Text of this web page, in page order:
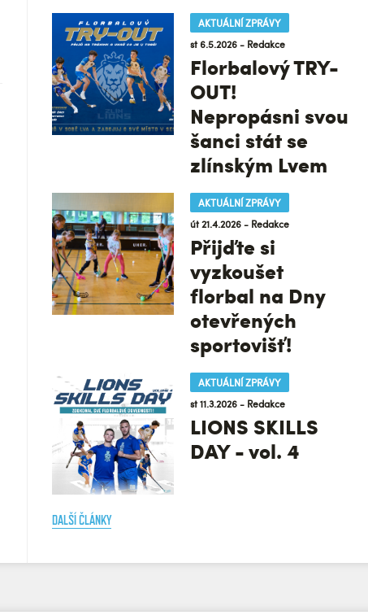
AKTUÁLNÍ ZPRÁVY
st 6.5.2026 - Redakce
Florbalový TRY-
OUT!
Nepropásni svou
šanci stát se
zlínským Lvem
AKTUÁLNÍ ZPRÁVY
út 21.4.2026 - Redakce
Přijďte si
vyzkoušet
florbal na Dny
otevřených
sportovišť!
AKTUÁLNÍ ZPRÁVY
st 11.3.2026 - Redakce
LIONS SKILLS
DAY - vol. 4
DALŠÍ ČLÁNKY